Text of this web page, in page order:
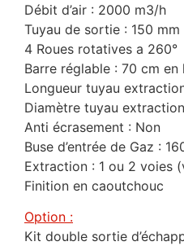
Débit d’air : 2000 m3/h
Tuyau de sortie : 150 mm
4 Roues rotatives a 260°
Barre réglable : 70 cm
Longueur tuyau
Diamètre tuyau
Anti écrasement : Non
Buse d’entrée de Gaz :
Extraction : 1 ou 2 voies
Finition en caoutchouc
Option :
Kit double sortie